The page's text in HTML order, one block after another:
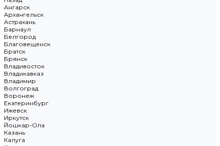
Ангарск
Архангельск
Астрахань
Барнаул
Белгород
Благовещенск
Братск
Брянск
Владивосток
Владикавказ
Владимир
Волгоград
Воронеж
Екатеринбург
Ижевск
Иркутск
Йошкар-Ола
Казань
Калуга